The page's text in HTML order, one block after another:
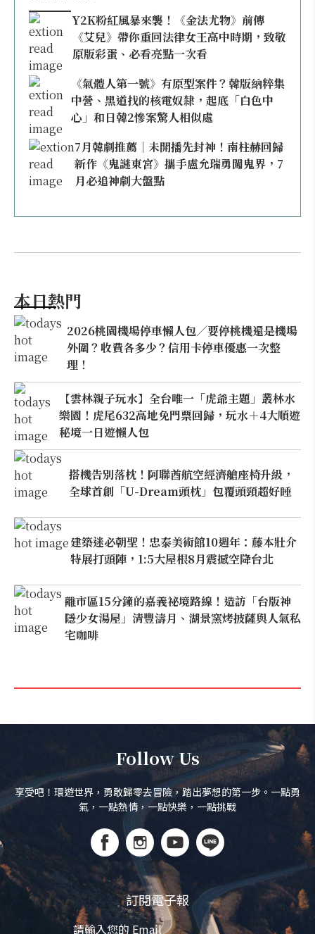
Y2K粉紅風暴來襲！《金法尤物》前傳
《艾兒》帶你重回法律女王高中時期，致敬
原版彩蛋、必看亮點一次看
《氣體人第一號》有原型案件？韓版納粹集
中營、黑道找的核電奴隸，起底「白色中
心」和日韓2慘案驚人相似處
7月韓劇推薦｜未開播先封神！南柱赫回歸
新作《鬼謎東宮》攜手盧允瑞勇闖鬼界，7
月必追神劇大盤點
本日熱門
2026桃園機場停車懶人包／要停桃機還是機場
外圍？收費各多少？信用卡停車優惠一次整
理！
【雲林親子玩水】全台唯一「虎爺主題」叢林水
樂園！虎尾632高地免門票回歸，玩水＋4大順遊
秘境一日遊懶人包
搭機告別落枕！阿聯酋航空經濟艙座椅升級，
全球首創「U-Dream頭枕」包覆頭頸超好睡
建築迷必朝聖！忠泰美術館10週年：藤本壯介
特展打頭陣，1:5大屋根8月震撼空降台北
離市區15分鐘的嘉義祕境路線！造訪「台版神
隱少女湯屋」清豐濤月、湖景窯烤披薩與人氣私
宅咖啡
Follow Us
享受吧！環遊世界，勇敢歸零去冒險，踏出夢想的第一步。一點勇
氣，一點熱情，一點快樂，一點挑戰
訂閱電子報